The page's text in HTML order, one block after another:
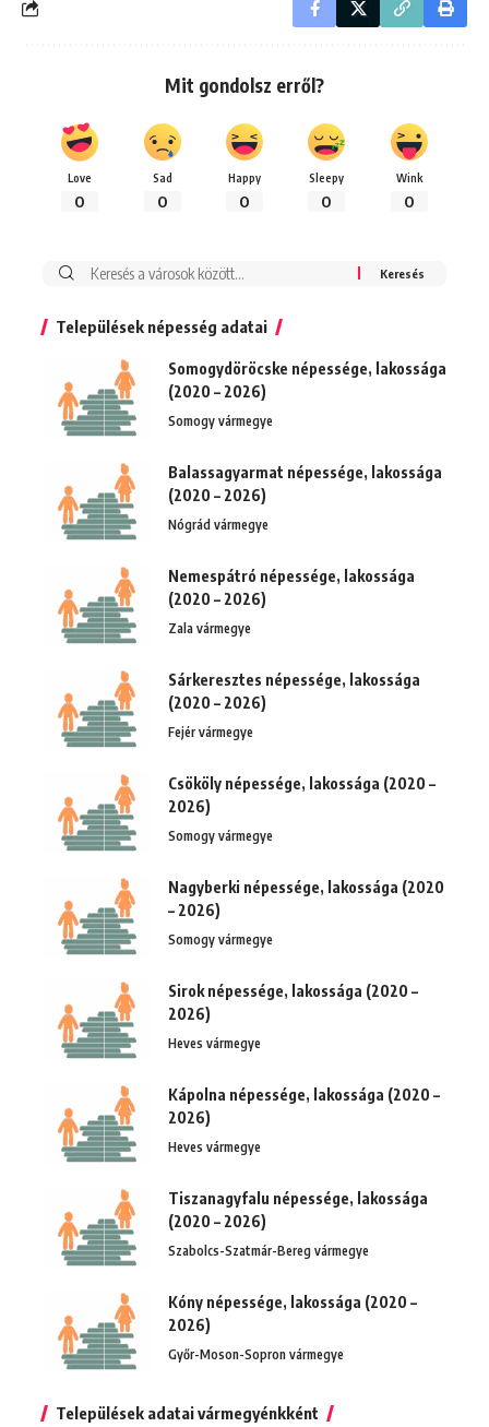
Mit gondolsz erről?
Love
0
Sad
0
Happy
0
Sleepy
0
Wink
0
Keresés:
Települések népesség adatai
Somogydöröcske népessége, lakossága
(2020 – 2026)
Somogy vármegye
Balassagyarmat népessége, lakossága
(2020 – 2026)
Nógrád vármegye
Nemespátró népessége, lakossága
(2020 – 2026)
Zala vármegye
Sárkeresztes népessége, lakossága
(2020 – 2026)
Fejér vármegye
Csököly népessége, lakossága (2020 –
2026)
Somogy vármegye
Nagyberki népessége, lakossága (2020
– 2026)
Somogy vármegye
Sirok népessége, lakossága (2020 –
2026)
Heves vármegye
Kápolna népessége, lakossága (2020 –
2026)
Heves vármegye
Tiszanagyfalu népessége, lakossága
(2020 – 2026)
Szabolcs-Szatmár-Bereg vármegye
Kóny népessége, lakossága (2020 –
2026)
Győr-Moson-Sopron vármegye
Települések adatai vármegyénkként